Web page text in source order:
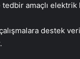
amaçlı elektrik
destek